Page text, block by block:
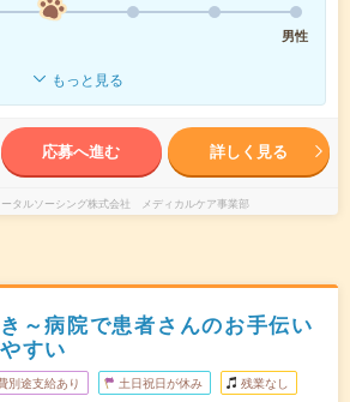
男性
もっと見る
応募へ進む 詳しく見る
ータルソーシング株式会社 メディカルケア事業部
～病院で患者さんのお手伝い
すい
別途支給あり 土日祝日が休み 残業なし